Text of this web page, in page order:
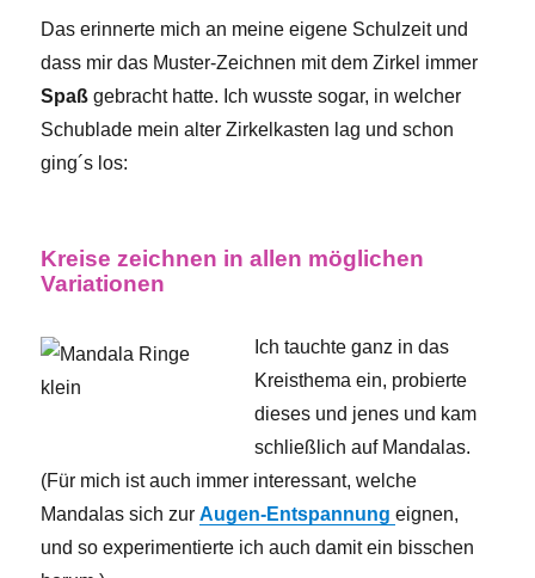
Das erinnerte mich an meine eigene Schulzeit und
dass mir das Muster-Zeichnen mit dem Zirkel immer
Spaß gebracht hatte. Ich wusste sogar, in welcher
Schublade mein alter Zirkelkasten lag und schon
ging´s los:
Kreise zeichnen in allen möglichen
Variationen
Ich tauchte ganz in das
Kreisthema ein, probierte
dieses und jenes und kam
schließlich auf Mandalas.
(Für mich ist auch immer interessant, welche
Mandalas sich zurAugen-Entspannungeignen,
und so experimentierte ich auch damit ein bisschen